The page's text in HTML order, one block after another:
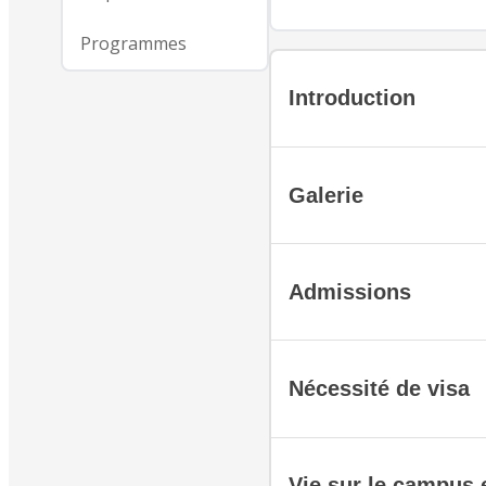
Programmes
Introduction
Galerie
Admissions
Nécessité de visa